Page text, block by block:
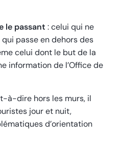
le passant : celui qui ne
passe en dehors des
celui dont le but de la
information de l’Office de
à-dire hors les murs, il
jour et nuit,
d’orientation